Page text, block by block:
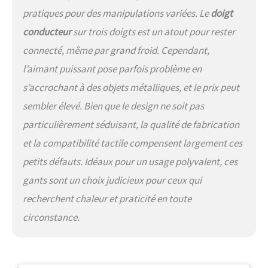
SHELL (mitaines à capuchon) 3.
POLAR HOOD (surmoufles). Vous
pouvez combiner votre HEAT 3
SMART avec la 3ème couche
(POLAR HOOD).
pratiques pour des manipulations variées. Ledoigt
conducteursur trois doigts est un atout pour rester
connecté, même par grand froid. Cependant,
l’aimant puissant pose parfois problème en
s’accrochant à des objets métalliques, et le prix peut
sembler élevé. Bien que le design ne soit pas
particulièrement séduisant, la qualité de fabrication
et la compatibilité tactile compensent largement ces
petits défauts. Idéaux pour un usage polyvalent, ces
gants sont un choix judicieux pour ceux qui
recherchent chaleur et praticité en toute
circonstance.